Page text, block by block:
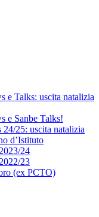
e Talks: uscita natalizia
e Sanbe Talks!
24/25: uscita natalizia
d’Istituto
24
23
(ex PCTO)